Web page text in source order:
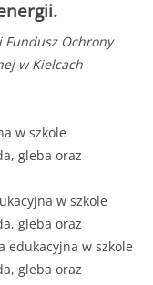
Fundusz Ochrony
w Kielcach
w szkole
gleba oraz
w szkole
gleba oraz
edukacyjna w szkole
gleba oraz